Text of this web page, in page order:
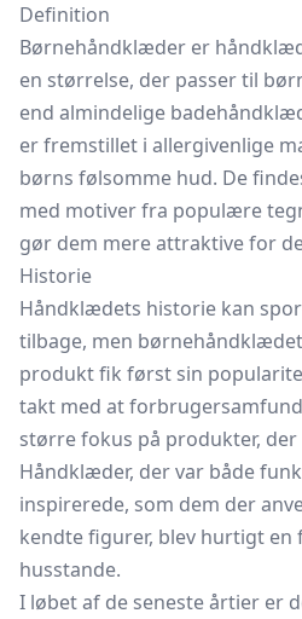
Definition
Børnehåndklæder er
en størrelse, der passer til
end almindelige
er fremstillet i allergivenlige
børns følsomme hud. De
med motiver fra populære
gør dem mere attraktive for
Historie
Håndklædets historie kan
tilbage, men
produkt fik først sin
takt med at
større fokus på produkter,
Håndklæder, der var både
inspirerede, som dem der
kendte figurer, blev hurtigt en
husstande.
I løbet af de seneste årtier er